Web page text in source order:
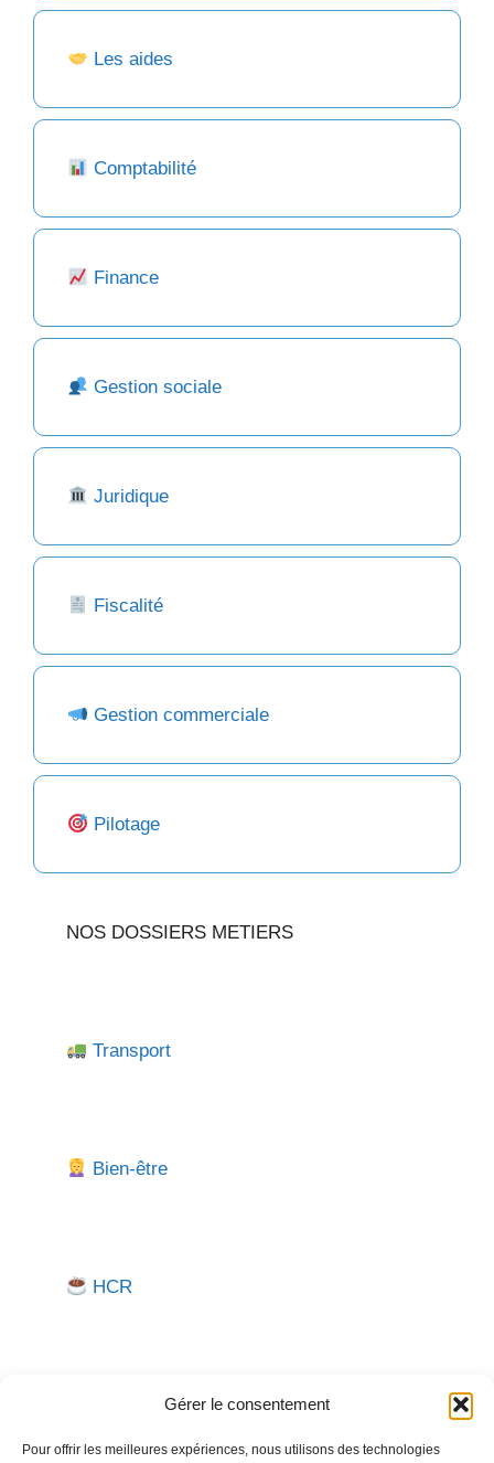
Gérer le consentement
Pour offrir les meilleures expériences, nous utilisons des technologies
Les aides
Comptabilité
Finance
Gestion sociale
Juridique
Fiscalité
Gestion commerciale
Pilotage
NOS DOSSIERS METIERS
Transport
Bien-être
HCR